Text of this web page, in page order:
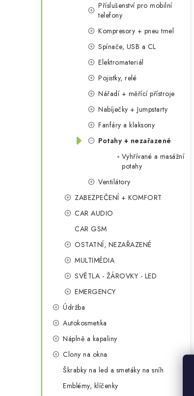
Příslušenství pro mobilní
telefony
Kompresory + pneu tmel
Spínače, USB a CL
Elektromateriál
Pojistky, relé
Nářadí + měřící přístroje
Nabíječky + Jumpstarty
Fanfáry a klaksony
Potahy + nezařazené
Vyhřívané a masážní
potahy
Ventilátory
ZABEZPEČENÍ + KOMFORT
CAR AUDIO
CAR GSM
OSTATNÍ, NEZAŘAZENÉ
MULTIMÉDIA
SVĚTLA - ŽÁROVKY - LED
EMERGENCY
Údržba
Autokosmetika
Náplně a kapaliny
Clony na okna
Škrabky na led a smetáky na sníh
Emblémy, klíčenky